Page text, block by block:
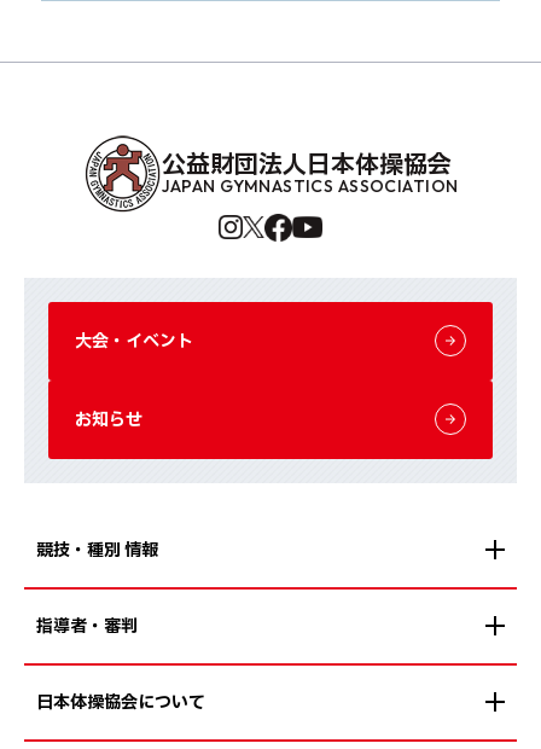
公益財団法人日本体操協会
JAPAN GYMNASTICS ASSOCIATION
大会・イベント
お知らせ
競技・種別 情報
指導者・審判
日本体操協会について